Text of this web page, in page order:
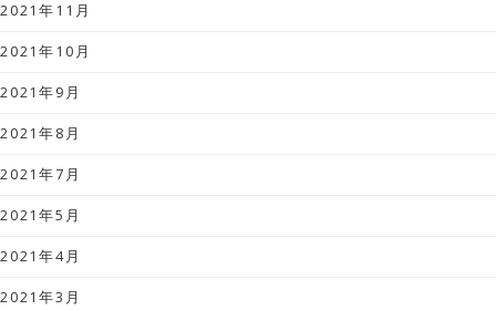
2021年11月
2021年10月
2021年9月
2021年8月
2021年7月
2021年5月
2021年4月
2021年3月